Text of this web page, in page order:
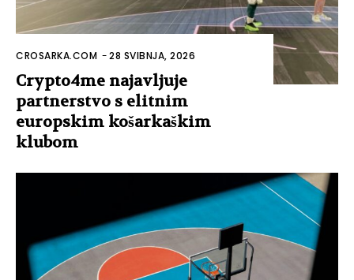
CROSARKA.COM -28 SVIBNJA, 2026
Crypto4me najavljuje
partnerstvo s elitnim
europskim košarkaškim
klubom